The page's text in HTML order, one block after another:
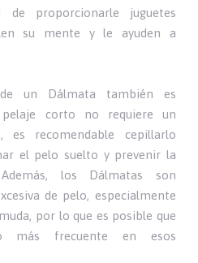
de proporcionarle juguetes
su mente y le ayuden a
un Dálmata también es
corto no requiere un
es recomendable cepillarlo
el pelo suelto y prevenir la
los Dálmatas son
de pelo, especialmente
por lo que es posible que
más frecuente en esos